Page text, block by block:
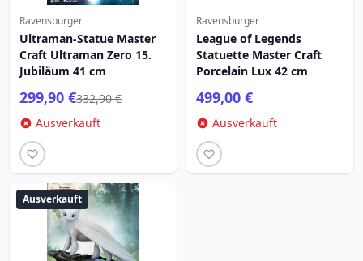
Ravensburger
Ultraman-Statue Master
Craft Ultraman Zero 15.
Jubiläum 41 cm
299,90 €332,90 €
Ausverkauft
Ravensburger
League of Legends
Statuette Master Craft
Porcelain Lux 42 cm
499,00 €
Ausverkauft
Ausverkauft